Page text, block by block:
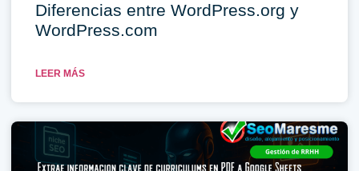
Diferencias entre WordPress.org y
WordPress.com
LEER MÁS